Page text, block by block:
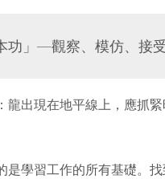
功」—觀察、模仿、接
出現在地平線上，應抓緊
是學習工作的所有基礎。